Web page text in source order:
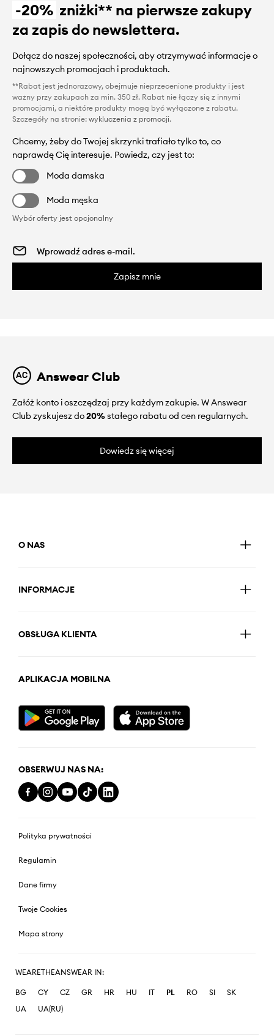
-20% zniżki** na pierwsze zakupy
za zapis do newslettera.
Dołącz do naszej społeczności, aby otrzymywać informacje o
najnowszych promocjach i produktach.
**Rabat jest jednorazowy, obejmuje nieprzecenione produkty i jest
ważny przy zakupach za min. 350 zł. Rabat nie łączy się z innymi
promocjami, a niektóre produkty mogą być wyłączone z rabatu.
Szczegóły na stronie: wykluczenia z promocji.
Chcemy, żeby do Twojej skrzynki trafiało tylko to, co
naprawdę Cię interesuje. Powiedz, czy jest to:
Moda damska
Moda męska
Wybór oferty jest opcjonalny
Zapisz mnie
Answear Club
Załóż konto i oszczędzaj przy każdym zakupie. W Answear
Club zyskujesz do20%stałego rabatu od cen regularnych.
Dowiedz się więcej
O NAS
INFORMACJE
OBSŁUGA KLIENTA
APLIKACJA MOBILNA
OBSERWUJ NAS NA:
Polityka prywatności
Regulamin
Dane firmy
Twoje Cookies
Mapa strony
WEARETHEANSWEAR IN:
BG CY CZ GR HR HU IT PL RO SI
SK
UA
UA(RU)